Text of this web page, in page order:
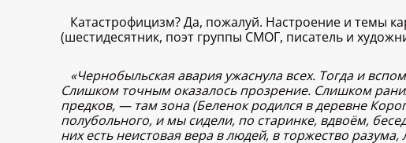
Катастрофицизм? Да, пожалуй. Настроение и темы
(шестидесятник, поэт группы СМОГ, писатель и
«Чернобыльская авария ужаснула всех. Тогда и
Слишком точным оказалось прозрение. Слишком
предков, — там зона (Беленок родился в деревне
полубольного, и мы сидели, по старинке, вдвоём,
них есть неистовая вера в людей, в торжество